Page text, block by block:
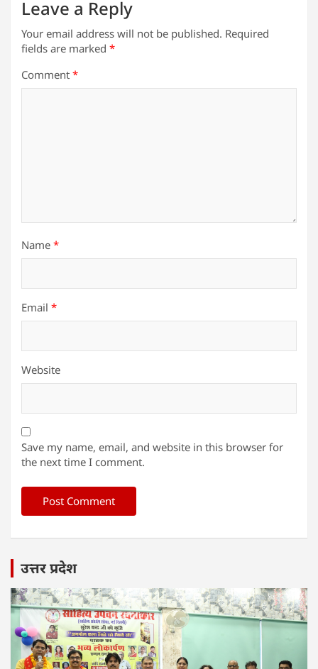
Leave a Reply
Your email address will not be published. Required
fields are marked *
Comment *
Name *
Email *
Website
Save my name, email, and website in this browser for
the next time I comment.
उत्तर प्रदेश